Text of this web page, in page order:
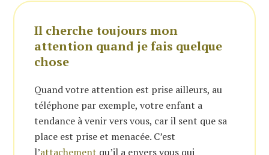
Il cherche toujours mon
attention quand je fais quelque
chose
Quand votre attention est prise ailleurs, au
téléphone par exemple, votre enfant a
tendance à venir vers vous, car il sent que sa
place est prise et menacée. C’est
l’attachement qu’il a envers vous qui